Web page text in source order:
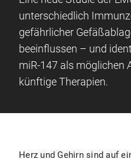
unterschiedlich
gefährlicher
beeinflussen – und
miR-147 als möglichen
künftige Therapien.
Herz und Gehirn sind auf